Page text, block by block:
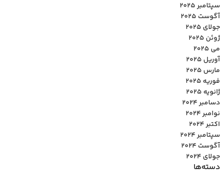
سپتامبر 2025
آگوست 2025
جولای 2025
ژوئن 2025
می 2025
آوریل 2025
مارس 2025
فوریه 2025
ژانویه 2025
دسامبر 2024
نوامبر 2024
اکتبر 2024
سپتامبر 2024
آگوست 2024
جولای 2024
دسته‌ها